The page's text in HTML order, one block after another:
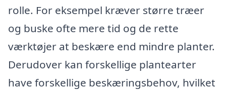
rolle. For eksempel kræver større træer
og buske ofte mere tid og de rette
værktøjer at beskære end mindre planter.
Derudover kan forskellige plantearter
have forskellige beskæringsbehov, hvilket